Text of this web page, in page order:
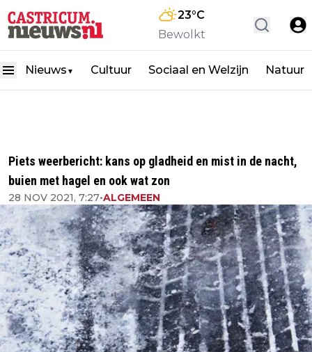
23°C
Bewolkt
Nieuws ▼ Cultuur Sociaal en Welzijn Natuur
Piets weerbericht: kans op gladheid en mist in de nacht,
buien met hagel en ook wat zon
28 NOV 2021, 7:27•ALGEMEEN